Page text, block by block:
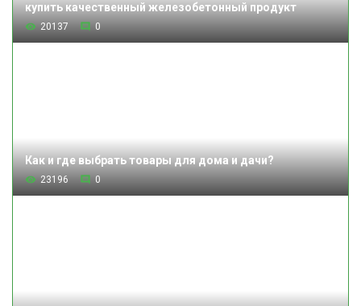
купить качественный железобетонный продукт
20137 0
Как и где выбрать товары для дома и дачи?
23196 0